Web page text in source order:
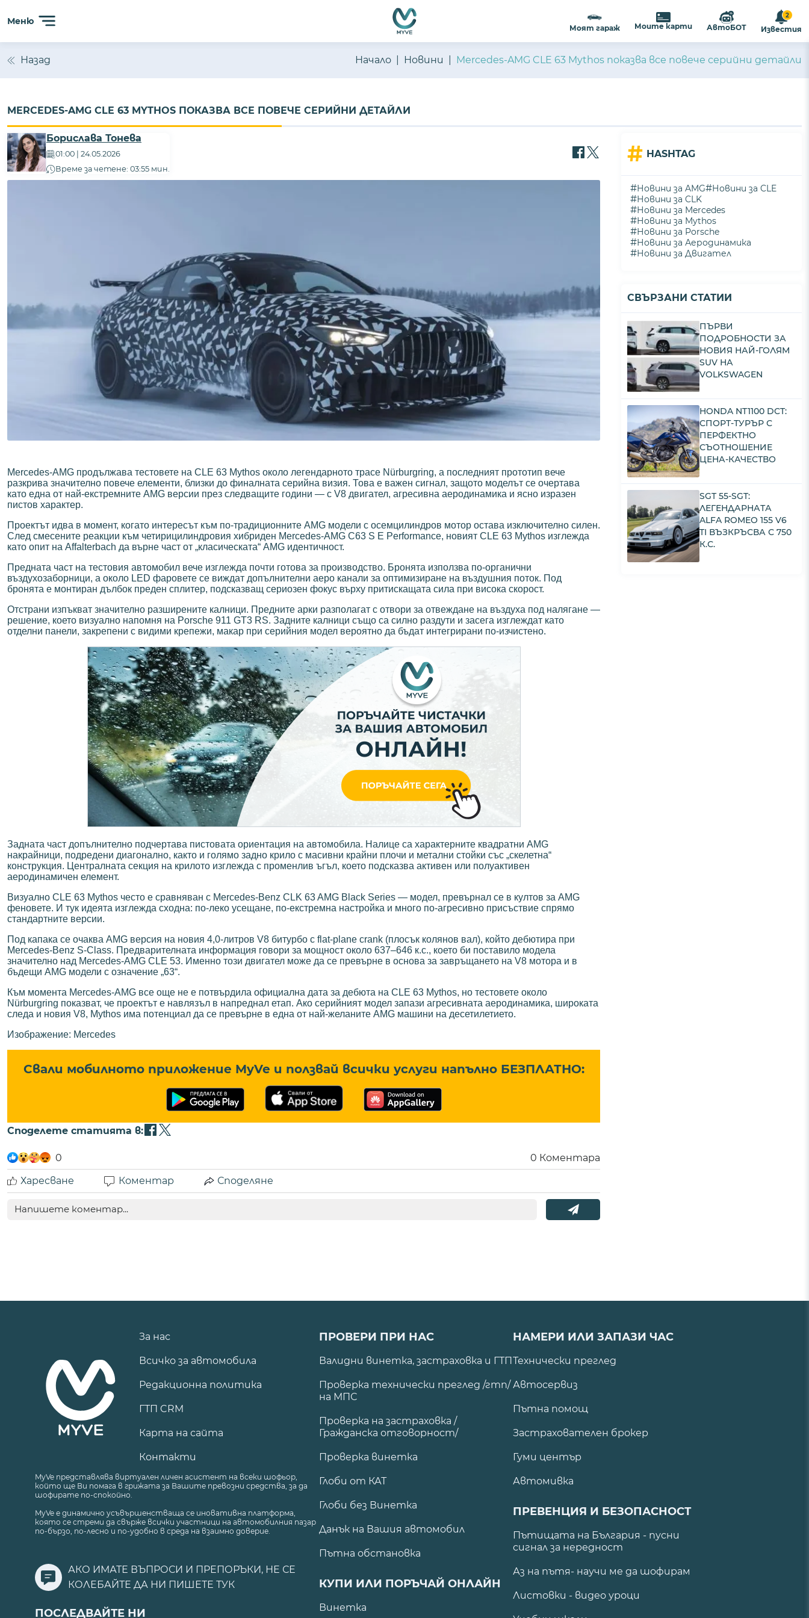
Меню
Моят гараж Моите карти АвтоБОТ
2
Известия
Назад Начало Новини Mercedes-AMG CLE 63 Mythos показва все повече серийни детайли
MERCEDES-AMG CLE 63 MYTHOS ПОКАЗВА ВСЕ ПОВЕЧЕ СЕРИЙНИ ДЕТАЙЛИ
Борислава Тонева
01:00 | 24.05.2026
Време за четене: 03:55 мин.
Mercedes-AMG продължава тестовете на CLE 63 Mythos около легендарното трасе Nürburgring, а последният прототип вече
разкрива значително повече елементи, близки до финалната серийна визия. Това е важен сигнал, защото моделът се очертава
като една от най-екстремните AMG версии през следващите години — с V8 двигател, агресивна аеродинамика и ясно изразен
пистов характер.
Проектът идва в момент, когато интересът към по-традиционните AMG модели с осемцилиндров мотор остава изключително силен.
След смесените реакции към четирицилиндровия хибриден Mercedes-AMG C63 S E Performance, новият CLE 63 Mythos изглежда
като опит на Affalterbach да върне част от „класическата“ AMG идентичност.
Предната част на тестовия автомобил вече изглежда почти готова за производство. Бронята използва по-органични
въздухозаборници, а около LED фаровете се виждат допълнителни аеро канали за оптимизиране на въздушния поток. Под
бронята е монтиран дълбок преден сплитер, подсказващ сериозен фокус върху притискащата сила при висока скорост.
Отстрани изпъкват значително разширените калници. Предните арки разполагат с отвори за отвеждане на въздуха под налягане —
решение, което визуално напомня на Porsche 911 GT3 RS. Задните калници също са силно раздути и засега изглеждат като
отделни панели, закрепени с видими крепежи, макар при серийния модел вероятно да бъдат интегрирани по-изчистено.
Задната част допълнително подчертава пистовата ориентация на автомобила. Налице са характерните квадратни AMG
накрайници, подредени диагонално, както и голямо задно крило с масивни крайни плочи и метални стойки със „скелетна“
конструкция. Централната секция на крилото изглежда с променлив ъгъл, което подсказва активен или полуактивен
аеродинамичен елемент.
Визуално CLE 63 Mythos често е сравняван с Mercedes-Benz CLK 63 AMG Black Series — модел, превърнал се в култов за AMG
феновете. И тук идеята изглежда сходна: по-леко усещане, по-екстремна настройка и много по-агресивно присъствие спрямо
стандартните версии.
Под капака се очаква AMG версия на новия 4,0-литров V8 битурбо с flat-plane crank (плосък колянов вал), който дебютира при
Mercedes-Benz S-Class. Предварителната информация говори за мощност около 637–646 к.с., което би поставило модела
значително над Mercedes-AMG CLE 53. Именно този двигател може да се превърне в основа за завръщането на V8 мотора и в
бъдещи AMG модели с означение „63“.
Към момента Mercedes-AMG все още не е потвърдила официална дата за дебюта на CLE 63 Mythos, но тестовете около
Nürburgring показват, че проектът е навлязъл в напреднал етап. Ако серийният модел запази агресивната аеродинамика, широката
следа и новия V8, Mythos има потенциал да се превърне в една от най-желаните AMG машини на десетилетието.
Изображение: Mercedes
Свали мобилното приложение MyVe и ползвай всички услуги напълно БЕЗПЛАТНО:
Споделете статията в:
0 0 Коментара
Харесване
Коментар Споделяне
# HASHTAG
#Новини за AMG#Новини за CLE
#Новини за CLK
#Новини за Mercedes
#Новини за Mythos
#Новини за Porsche
#Новини за Аеродинамика
#Новини за Двигател
СВЪРЗАНИ СТАТИИ
ПЪРВИ
ПОДРОБНОСТИ ЗА
НОВИЯ НАЙ-ГОЛЯМ
SUV НА
VOLKSWAGEN
HONDA NT1100 DCT:
СПОРТ-ТУРЪР С
ПЕРФЕКТНО
СЪОТНОШЕНИЕ
ЦЕНА-КАЧЕСТВО
SGT 55-SGT:
ЛЕГЕНДАРНАТА
ALFA ROMEO 155 V6
TI ВЪЗКРЪСВА С 750
К.С.
За нас
Всичко за автомобила
Редакционна политика
ГТП CRM
Карта на сайта
Контакти
MyVe представлява виртуален личен асистент на всеки шофьор,
който ще Ви помага в грижата за Вашите превозни средства, за да
шофирате по-спокойно.
MyVe е динамично усъвършенстваща се иновативна платформа,
която се стреми да свърже всички участници на автомобилния пазар
по-бързо, по-лесно и по-удобно в среда на взаимно доверие.
АКО ИМАТЕ ВЪПРОСИ И ПРЕПОРЪКИ, НЕ СЕ
КОЛЕБАЙТЕ ДА НИ ПИШЕТЕ ТУК
ПОСЛЕДВАЙТЕ НИ
ПРОВЕРИ ПРИ НАС
Валидни винетка, застраховка и ГТП
Проверка технически преглед /гтп/
на МПС
Проверка на застраховка /
Гражданска отговорност/
Проверка винетка
Глоби от КАТ
Глоби без Винетка
Данък на Вашия автомобил
Пътна обстановка
КУПИ ИЛИ ПОРЪЧАЙ ОНЛАЙН
Винетка
НАМЕРИ ИЛИ ЗАПАЗИ ЧАС
Технически преглед
Автосервиз
Пътна помощ
Застрахователен брокер
Гуми център
Автомивка
ПРЕВЕНЦИЯ И БЕЗОПАСНОСТ
Пътищата на България - пусни
сигнал за нередност
Аз на пътя- научи ме да шофирам
Листовки - видео уроци